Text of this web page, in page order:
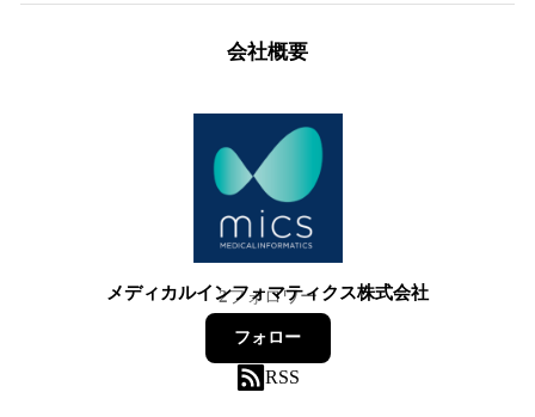
会社概要
メディカルインフォマティクス株式会社
2フォロワー
フォロー
RSS